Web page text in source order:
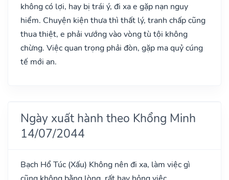
không có lợi, hay bị trái ý, đi xa e gặp nạn nguy
hiểm. Chuyện kiện thưa thì thất lý, tranh chấp cũng
thua thiệt, e phải vướng vào vòng tù tội không
chừng. Việc quan trọng phải đòn, gặp ma quỷ cúng
tế mới an.
Ngày xuất hành theo Khổng Minh
14/07/2044
Bạch Hổ Túc (Xấu) Không nên đi xa, làm việc gì